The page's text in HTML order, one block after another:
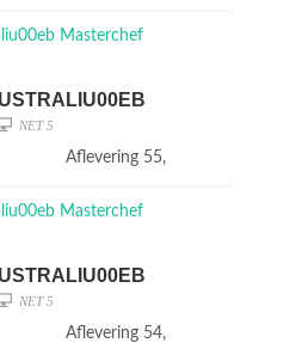
NET 5
Aflevering 55,
NET 5
Aflevering 54,